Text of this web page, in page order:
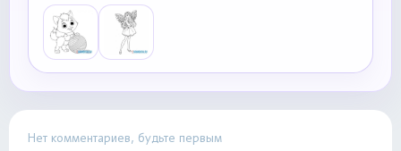
Нет комментариев, будьте первым